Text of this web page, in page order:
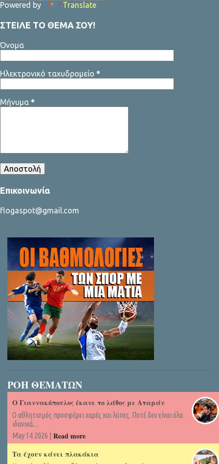
Powered by Translate
ΣΤΕΙΛΕ ΤΟ ΘΕΜΑ ΣΟΥ!
Όνομα
Ηλεκτρονικό ταχυδρομείο *
Μήνυμα *
Επικοινωνία
flogaspot@gmail.com
ΡΟΗ ΘΕΜΑΤΩΝ
Ο Γιαννακόπουλος έκανε το λάθος με Αταμάν
Ο αθλητισμός προσφέρει χαρές και λύπες. Ποτέ δεν είναι όλα
ιδανικά....
May 14 2026 | Read more
Τα έχουν κάνει πλακάκια